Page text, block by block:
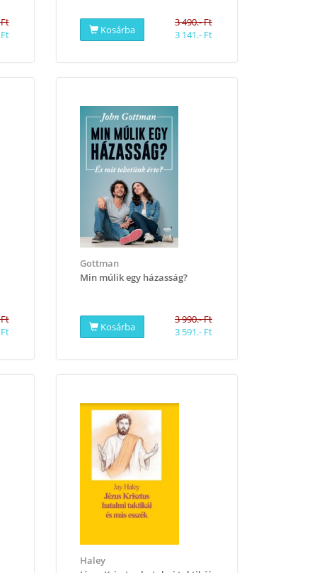
Kosárba
3 490.- Ft
3 141.- Ft
Gottman
Min múlik egy házasság?
Kosárba
3 990.- Ft
3 591.- Ft
Haley